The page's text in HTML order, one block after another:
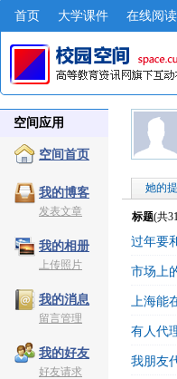
首页 大学课件 在线阅读
空间应用
空间首页
我的博客
发表文章
我的相册
上传照片
我的消息
留言管理
我的好友
好友请求
她的
标题(共
过年要
市场上
上海能
有人代
我朋友